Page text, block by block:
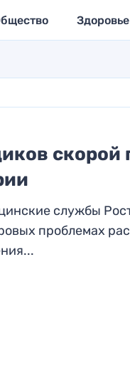
Здоровье
службы
проблемах